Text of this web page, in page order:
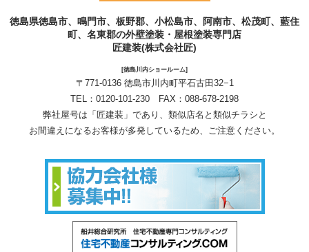
徳島県徳島市、鳴門市、板野郡、小松島市、阿南市、松茂町、藍住
町、名東郡の外壁塗装・屋根塗装専門店
匠建装(株式会社匠)
[徳島川内ショールーム]
〒771-0136 徳島市川内町平石古田32−1
TEL： 0120-101-230 FAX：088-678-2198
弊社屋号は「匠建装」であり、類似店名と類似チラシと
お間違えになるお客様が多発しているため、ご注意ください。